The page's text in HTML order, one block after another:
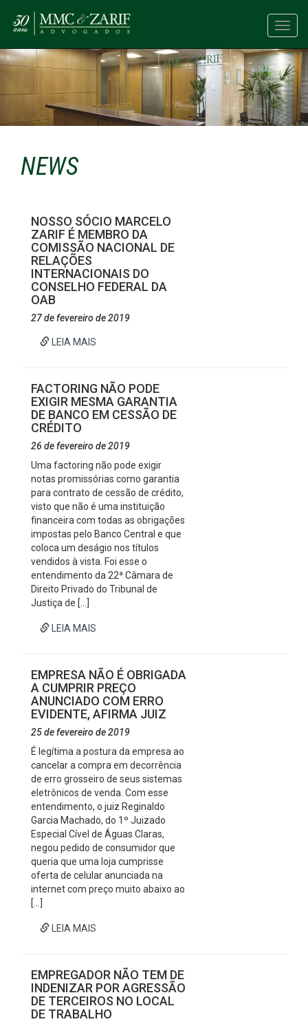
NEWS
NOSSO SÓCIO MARCELO
ZARIF É MEMBRO DA
COMISSÃO NACIONAL DE
RELAÇÕES
INTERNACIONAIS DO
CONSELHO FEDERAL DA
OAB
27 de fevereiro de 2019
LEIA MAIS
FACTORING NÃO PODE
EXIGIR MESMA GARANTIA
DE BANCO EM CESSÃO DE
CRÉDITO
26 de fevereiro de 2019
Uma factoring não pode exigir
notas promissórias como garantia
para contrato de cessão de crédito,
visto que não é uma instituição
financeira com todas as obrigações
impostas pelo Banco Central e que
coloca um deságio nos títulos
vendidos à vista. Foi esse o
entendimento da 22ª Câmara de
Direito Privado do Tribunal de
Justiça de […]
LEIA MAIS
EMPRESA NÃO É OBRIGADA
A CUMPRIR PREÇO
ANUNCIADO COM ERRO
EVIDENTE, AFIRMA JUIZ
25 de fevereiro de 2019
É legítima a postura da empresa ao
cancelar a compra em decorrência
de erro grosseiro de seus sistemas
eletrônicos de venda. Com esse
entendimento, o juiz Reginaldo
Garcia Machado, do 1º Juizado
Especial Cível de Águas Claras,
negou pedido de consumidor que
queria que uma loja cumprisse
oferta de celular anunciada na
internet com preço muito abaixo ao
[…]
LEIA MAIS
EMPREGADOR NÃO TEM DE
INDENIZAR POR AGRESSÃO
DE TERCEIROS NO LOCAL
DE TRABALHO